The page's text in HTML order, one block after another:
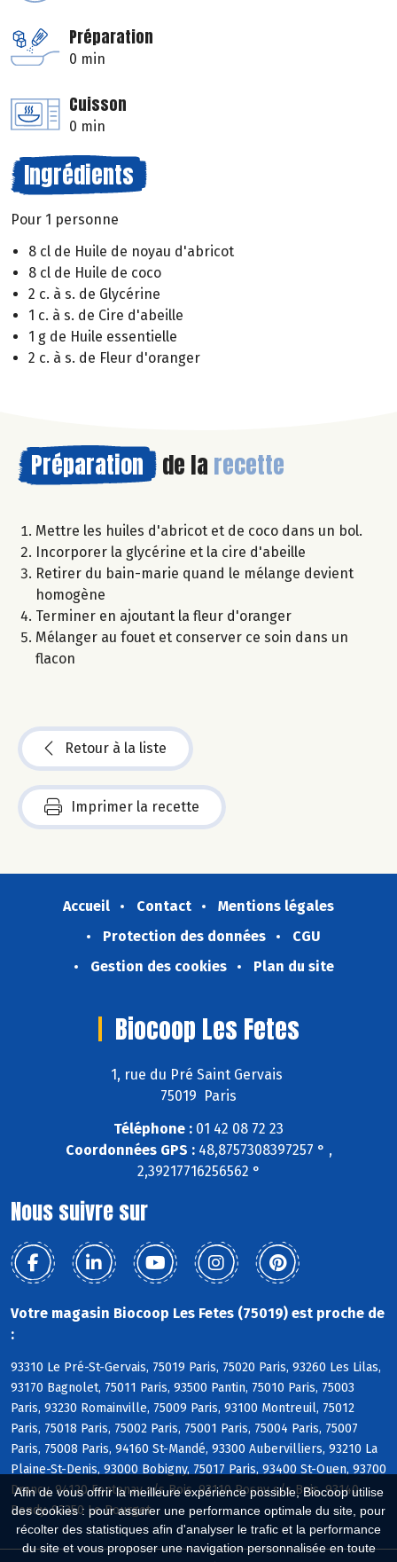
Afin de vous offrir la meilleure expérience possible, Biocoop utilise
des cookies : pour assurer une performance optimale du site, pour
récolter des statistiques afin d'analyser le trafic et la performance
du site et vous proposer une navigation personnalisée en toute
Préparation
0 min
Cuisson
0 min
Ingrédients
Pour 1 personne
8 cl de Huile de noyau d'abricot
8 cl de Huile de coco
2 c. à s. de Glycérine
1 c. à s. de Cire d'abeille
1 g de Huile essentielle
2 c. à s. de Fleur d'oranger
Préparation de la recette
Mettre les huiles d'abricot et de coco dans un bol.
Incorporer la glycérine et la cire d'abeille
Retirer du bain-marie quand le mélange devient
homogène
Terminer en ajoutant la fleur d'oranger
Mélanger au fouet et conserver ce soin dans un
flacon
Retour à la liste
Imprimer la recette
Accueil Contact
Mentions légales
Protection des données
CGU
Gestion des cookies
Plan du site
Biocoop Les Fetes
1, rue du Pré Saint Gervais
75019 Paris
Téléphone : 01 42 08 72 23
Coordonnées GPS :48,8757308397257 ° ,
2,39217716256562 °
Nous suivre sur
Votre magasin Biocoop Les Fetes (75019) est proche de
:
93310 Le Pré-St-Gervais, 75019 Paris, 75020 Paris, 93260 Les Lilas,
93170 Bagnolet, 75011 Paris, 93500 Pantin, 75010 Paris, 75003
Paris, 93230 Romainville, 75009 Paris, 93100 Montreuil, 75012
Paris, 75018 Paris, 75002 Paris, 75001 Paris, 75004 Paris, 75007
Paris, 75008 Paris, 94160 St-Mandé, 93300 Aubervilliers, 93210 La
Plaine-St-Denis, 93000 Bobigny, 75017 Paris, 93400 St-Ouen, 93700
Drancy, 94120 Fontenay s/s Bois, 93110 Rosny s/s Bois, 93140
Bondy, 93350 Le Bourget